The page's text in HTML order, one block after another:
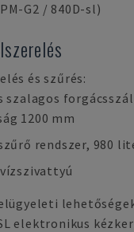
G2 / 840D-sl)
és szűrés:
szalagos
1200 mm
rendszer, 980
elektronikus